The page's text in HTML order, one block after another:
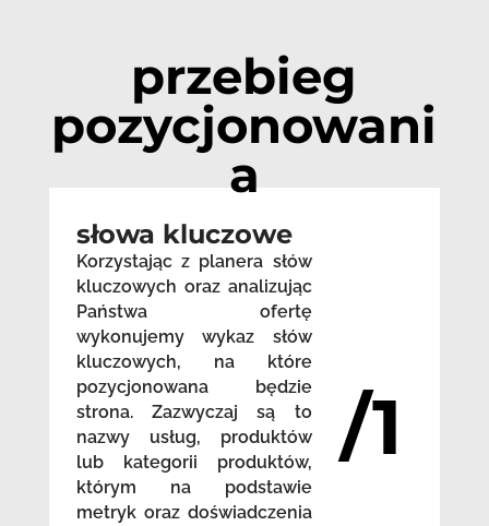
przebieg
pozycjonowani
a
słowa kluczowe
Korzystając z planera słów
kluczowych oraz analizując
Państwa ofertę
wykonujemy wykaz słów
kluczowych, na które
pozycjonowana będzie
strona. Zazwyczaj są to
nazwy usług, produktów
lub kategorii produktów,
którym na podstawie
metryk oraz doświadczenia
/1